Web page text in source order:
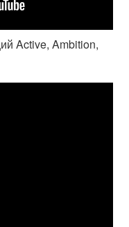
Active, Ambition,